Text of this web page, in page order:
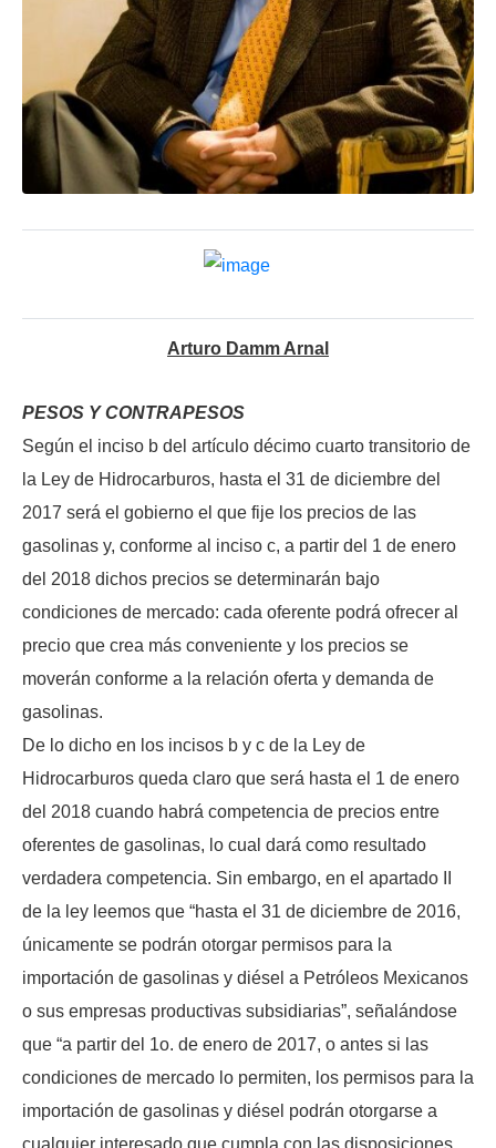
Arturo Damm Arnal
PESOS Y CONTRAPESOS
Según el inciso b del artículo décimo cuarto transitorio de
la Ley de Hidrocarburos, hasta el 31 de diciembre del
2017 será el gobierno el que fije los precios de las
gasolinas y, conforme al inciso c, a partir del 1 de enero
del 2018 dichos precios se determinarán bajo
condiciones de mercado: cada oferente podrá ofrecer al
precio que crea más conveniente y los precios se
moverán conforme a la relación oferta y demanda de
gasolinas.
De lo dicho en los incisos b y c de la Ley de
Hidrocarburos queda claro que será hasta el 1 de enero
del 2018 cuando habrá competencia de precios entre
oferentes de gasolinas, lo cual dará como resultado
verdadera competencia. Sin embargo, en el apartado II
de la ley leemos que “hasta el 31 de diciembre de 2016,
únicamente se podrán otorgar permisos para la
importación de gasolinas y diésel a Petróleos Mexicanos
o sus empresas productivas subsidiarias”, señalándose
que “a partir del 1o. de enero de 2017, o antes si las
condiciones de mercado lo permiten, los permisos para la
importación de gasolinas y diésel podrán otorgarse a